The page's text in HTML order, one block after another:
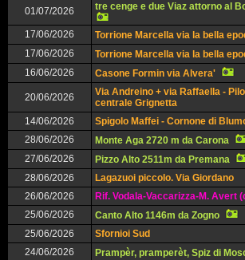
01/07/2026 tre cenge e due Viaz attorno al
17/06/2026
Torrione Marcella via la bella
17/06/2026
Torrione Marcella via la bella
16/06/2026
Casone Formin via Alvera'
20/06/2026
Via Andreino + via Raffaella -
centrale Grignetta
14/06/2026
Spigolo Maffei - Cornone di
28/06/2026
Monte Aga 2720 m da Carona
27/06/2026
Pizzo Alto 2511m da Premana
28/06/2026
Lagazuoi piccolo. Via Giordano
26/06/2026
Rif. Vodala-Vaccarizza-M. Avert
25/06/2026
Canto Alto 1146m da Zogno
25/06/2026
Sfornioi Sud
24/06/2026
Prampèr, pramperèt, Spiz di